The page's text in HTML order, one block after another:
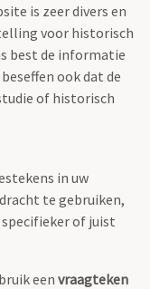
is zeer divers en
voor historisch
best de informatie
ook dat de
of historisch
in uw
te gebruiken,
of juist
eenvraagteken